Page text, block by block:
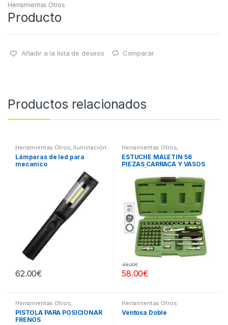
Herramientas Otros
Producto
Añadir a la lista de deseos Comparar
Productos relacionados
Herramientas Otros, Iluminación
| Linternas Led
Lámparas de led para
mecanico
62.00€
Herramientas Otros,
Herramientas De Mano,
Herramientas De Mano,
Maletines Herramientas,
Extractores, Compresímetros,
ESTUCHE MALETIN 56
PIEZAS CARRACA Y VASOS
58.00€
68.00€
Herramientas Otros,
Herramientas Frenos y
Refrigeración
PISTOLA PARA POSICIONAR
FRENOS
Herramientas Otros
Ventosa Doble